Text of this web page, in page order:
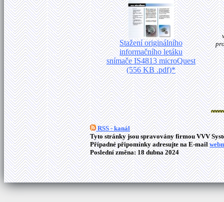
Stažení originálního
informačního letáku
snímače IS4813 microQuest
(556 KB .pdf)*
RSS - kanál
Tyto stránky jsou spravovány firmou VVV
Případné připomínky adresujte na E-mail
Poslední změna: 18 dubna 2024